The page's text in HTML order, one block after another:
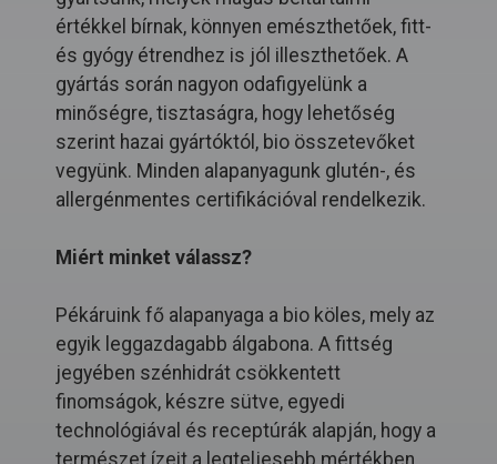
értékkel bírnak, könnyen emészthetőek, fitt-
és gyógy étrendhez is jól illeszthetőek. A
gyártás során nagyon odafigyelünk a
minőségre, tisztaságra, hogy lehetőség
szerint hazai gyártóktól, bio összetevőket
vegyünk. Minden alapanyagunk glutén-, és
allergénmentes certifikációval rendelkezik.
Miért minket válassz?
Pékáruink fő alapanyaga a bio köles, mely az
egyik leggazdagabb álgabona. A fittség
jegyében szénhidrát csökkentett
finomságok, készre sütve, egyedi
technológiával és receptúrák alapján, hogy a